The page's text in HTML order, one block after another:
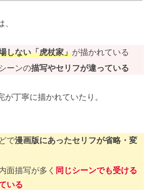
しない「虎杖家」が描かれている
ーンの描写やセリフが違っている
丁寧に描かれていたり。
で漫画版にあったセリフが省略・変
面描写が多く 同じシーンでも受ける
いる